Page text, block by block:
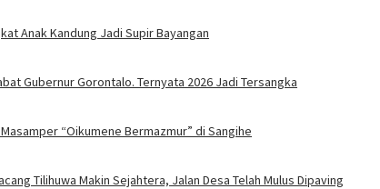
Anak Kandung Jadi Supir Bayangan
Gubernur Gorontalo. Ternyata 2026 Jadi Tersangka
“Oikumene Bermazmur” di Sangihe
Tilihuwa Makin Sejahtera, Jalan Desa Telah Mulus Dipaving